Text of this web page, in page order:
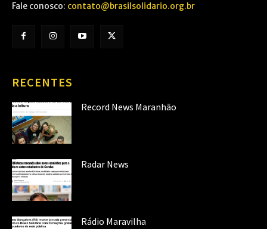
Fale conosco: contato@brasilsolidario.org.br
RECENTES
Record News Maranhão
Radar News
Rádio Maravilha